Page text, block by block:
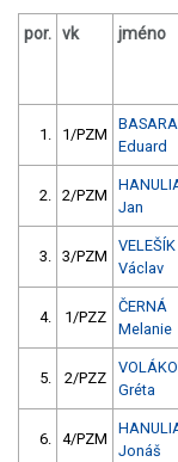
por. vk jméno
1. 1/PZM
Eduard
2. 2/PZM
Jan
3. 3/PZM
VELEŠÍK
Václav
4. 1/PZZ
ČERNÁ
Melanie
5. 2/PZZ
Gréta
6. 4/PZM
Jonáš